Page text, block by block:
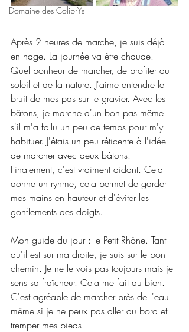
Domaine des ColibrYs
Après 2 heures de marche, je suis déjà
en nage. La journée va être chaude.
Quel bonheur de marcher, de profiter du
soleil et de la nature. J'aime entendre le
bruit de mes pas sur le gravier. Avec les
bâtons, je marche d'un bon pas même
s'il m'a fallu un peu de temps pour m'y
habituer. J'étais un peu réticente à l'idée
de marcher avec deux bâtons.
Finalement, c'est vraiment aidant. Cela
donne un ryhme, cela permet de garder
mes mains en hauteur et d'éviter les
gonflements des doigts.
Mon guide du jour : le Petit Rhône. Tant
qu'il est sur ma droite, je suis sur le bon
chemin. Je ne le vois pas toujours mais je
sens sa fraîcheur. Cela me fait du bien.
C'est agréable de marcher près de l'eau
même si je ne peux pas aller au bord et
tremper mes pieds.